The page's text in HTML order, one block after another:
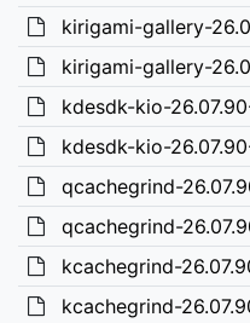
kirigami-gallery-
kirigami-gallery-
kdesdk-kio-
kdesdk-kio-
qcachegrind-
qcachegrind-
kcachegrind-
kcachegrind-